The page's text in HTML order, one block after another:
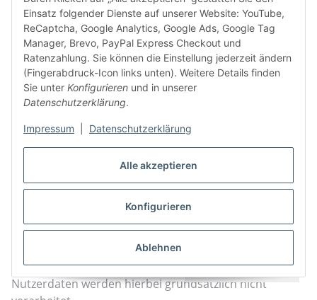
Alle akzeptieren
Konfigurieren
Ablehnen
Einsatz folgender Dienste auf unserer Website: YouTube,
ReCaptcha, Google Analytics, Google Ads, Google Tag
Manager, Brevo, PayPal Express Checkout und
Ratenzahlung. Sie können die Einstellung jederzeit ändern
(Fingerabdruck-Icon links unten). Weitere Details finden
Sie unter Konfigurieren und in unserer
Datenschutzerklärung.
Impressum Datenschutzerklärung
Cookies und cookie-basierte Anwendungen ein sog.
„Cookie-Consent-Tool“. Das „Cookie-Consent-Tool“ wird
Nutzern bei Seitenaufruf in Form einer interaktiven
Benutzeroberfläche angezeigt, auf welcher sich per
Häkchensetzung Einwilligungen für bestimmte Cookies
und/oder cookie-basierte Anwendungen erteilen
lassen. Hierbei werden durch den Einsatz des Tools
alle einwilligungspflichtigen Cookies/Dienste nur dann
geladen, wenn der jeweilige Nutzer entsprechende
Einwilligungen per Häkchensetzung erteilt. So wird
sichergestellt, dass nur im Falle einer erteilten
Einwilligung derartige Cookies auf dem jeweiligen
Endgerät des Nutzers gesetzt werden.
Das Tool setzt technisch notwendige Cookies, um Ihre
Cookie-Präferenzen zu speichern. Personenbezogene
Nutzerdaten werden hierbei grundsätzlich nicht
Powered by kursfinder.de